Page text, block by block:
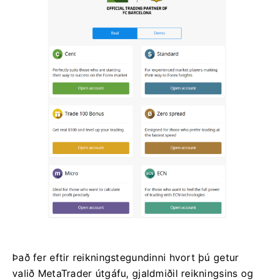
Það fer eftir reikningstegundinni hvort þú getur
valið MetaTrader útgáfu, gjaldmiðil reikningsins og